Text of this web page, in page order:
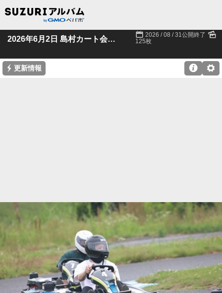
2026年6月2日 島村カート会様 羽生貸切 📅2026 / 08 / 31公開終了 🌄
125枚
⚡ 更新情報 ⚙
